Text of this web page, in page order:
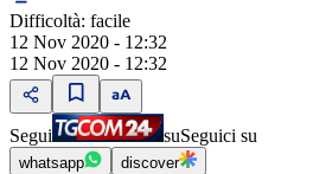
Difficoltà: facile
12 Nov 2020 - 12:32
12 Nov 2020 - 12:32
Segui suSeguici su
whatsapp discover